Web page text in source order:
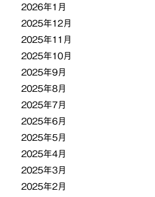
2026年1月
2025年12月
2025年11月
2025年10月
2025年9月
2025年8月
2025年7月
2025年6月
2025年5月
2025年4月
2025年3月
2025年2月